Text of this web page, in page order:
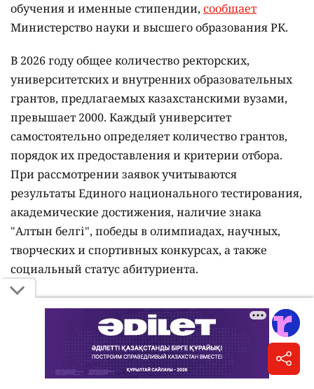
обучения и именные стипендии, сообщает
Министерство науки и высшего образования РК.
В 2026 году общее количество ректорских,
университетских и внутренних образовательных
грантов, предлагаемых казахстанскими вузами,
превышает 2000. Каждый университет
самостоятельно определяет количество грантов,
порядок их предоставления и критерии отбора.
При рассмотрении заявок учитываются
результаты Единого национального тестирования,
академические достижения, наличие знака
"Алтын белгі", победы в олимпиадах, научных,
творческих и спортивных конкурсах, а также
социальный статус абитуриента.
Одну из крупнейших программ реализует
Международный казахско-турецкий
университет имени Ходжи Ахмета Яссауи
. На
2026-2027 учебный год Турецкая Республика
выделила 500 образовательных квот. Приём